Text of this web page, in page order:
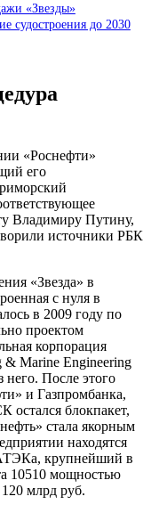
«Звезды»
судостроения до 2030
«Роснефти»
его
Владимиру Путину,
источники РБК
«Звезда» в
с нуля в
в 2009 году по
проектом
корпорация
Marine Engineering
После этого
и Газпромбанка,
остался блокпакет,
стала якорным
находятся
крупнейший в
10510 мощностью
млрд руб.